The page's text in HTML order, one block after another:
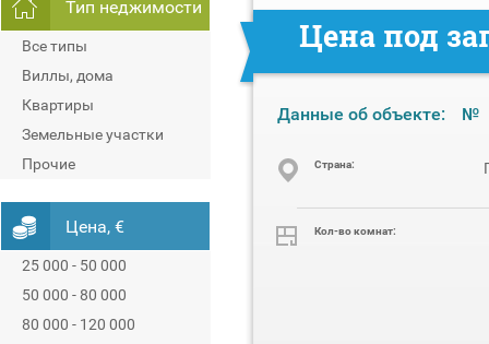
Тип неджимости
Все типы
Виллы, дома
Квартиры
Земельные участки
Прочие
Цена, €
25 000 - 50 000
50 000 - 80 000
80 000 - 120 000
Цена под
Данные об объекте: №
Cтрана:
Кол-во комнат: